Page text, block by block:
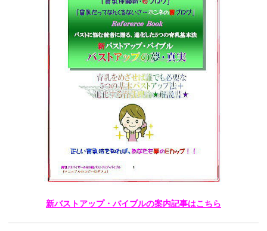
新バストアップ・バイブルの案内記事はこちら